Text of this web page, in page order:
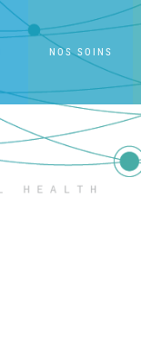
NOS SOINS